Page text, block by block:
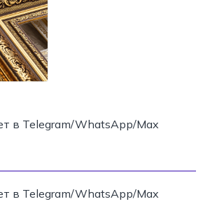
в Telegram/WhatsApp/Max
в Telegram/WhatsApp/Max